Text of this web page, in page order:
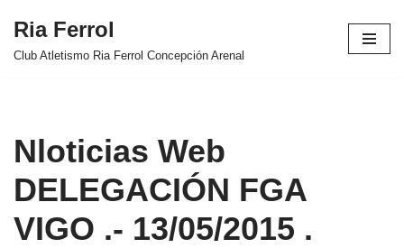
Saltar
Ria Ferrol
Club Atletismo Ria Ferrol Concepción Arenal
Nloticias Web
DELEGACIÓN FGA
VIGO .- 13/05/2015 .